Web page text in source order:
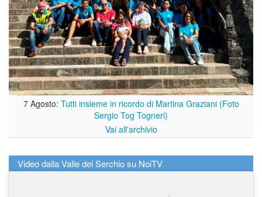
7 Agosto: Tutti insieme in ricordo di Martina Graziani (Foto
Sergio Tog Togneri)
Vai all'archivio
Video dalla Valle del Serchio su NoiTV